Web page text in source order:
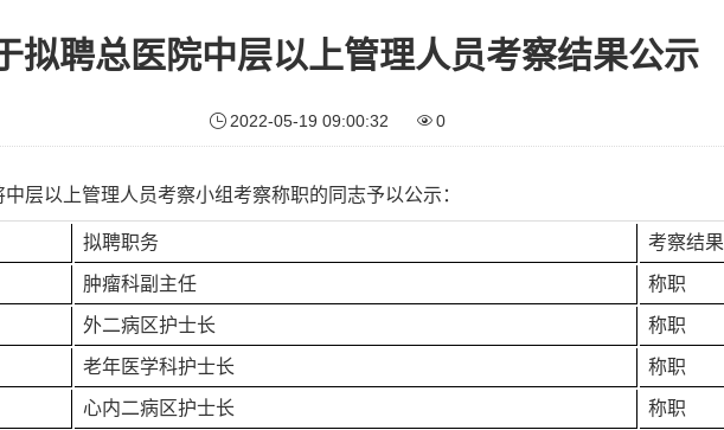
拟聘总医院中层以上管理人员考察结果公示
2022-05-19 09:00:32 0
层以上管理人员考察小组考察称职的同志予以公示：
拟聘职务 考察结果
肿瘤科副主任 称职
外二病区护士长 称职
老年医学科护士长 称职
心内二病区护士长 称职